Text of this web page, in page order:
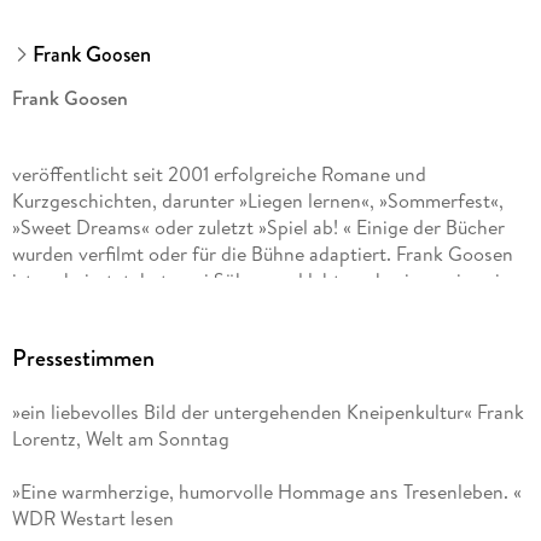
Frank Goosen
Frank Goosen
veröffentlicht seit 2001 erfolgreiche Romane und
Kurzgeschichten, darunter »Liegen lernen«, »Sommerfest«,
»Sweet Dreams« oder zuletzt »Spiel ab! « Einige der Bücher
wurden verfilmt oder für die Bühne adaptiert. Frank Goosen
ist verheiratet, hat zwei Söhne und lebt nach wie vor in seiner
Pressestimmen
»ein liebevolles Bild der untergehenden Kneipenkultur« Frank
Lorentz, Welt am Sonntag
»Eine warmherzige, humorvolle Hommage ans Tresenleben. «
WDR Westart lesen